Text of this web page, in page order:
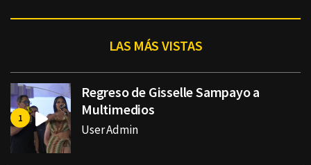
LAS MÁS VISTAS
Regreso de Gisselle Sampayo a
Multimedios
User Admin